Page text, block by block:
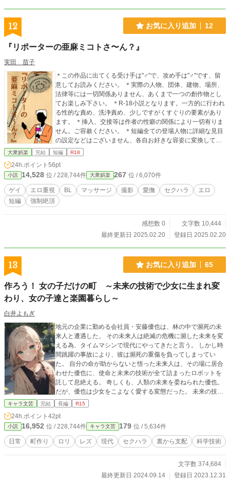
12 お気に入り追加 12
『リポーターの亜麻ミコトさ〜ん？』
実田 苗子
＊この作品に出てくる受け手は"♂"で、攻め手は"♂"です、留
意してお読みください。 ＊実際の人物、団体、建物、場所、
法律等には一切関係ありません、あくまで一つの創作物とし
てお楽しみ下さい。 ＊R-18小説となります。一方的に行われ
る性的な責め、洗浄責め、少しですがくすぐりの要素があり
ます。 ＊挿入、交接等は作者の性癖の関係により一切有りま
せん。ご容赦ください。 ＊短編全ての登場人物に詳細な見目
の設定などはございません、各自お好きな容姿に変換してお
楽しみ下さい。
大衆娯楽 完結 短編 R18
24h.ポイント 56pt
小説 14,528 位 / 228,744件 大衆娯楽 267 位 / 6,070件
ゲイ エロ重視 BL マッサージ 撮影 愛撫 セクハラ
エロ
短編
強制絶頂
感想数 0
文字数 10,444
最終更新日 2025.02.20
登録日 2025.02.20
13 お気に入り追加 65
作ろう！ 女の子だけの町 ～未来の技術で少女に生まれ変
わり、女の子達と楽園暮らし～
白井よもぎ
地元の企業に勤める会社員・安藤優也は、林の中で瀕死の未
来人と遭遇した。 その未来人は絶滅の危機に瀕した未来を変
える為、タイムマシンで現代にやってきたと言う。 しかし時
間跳躍の事故により、彼は瀕死の重傷を負ってしまってい
た。 自分の命が助からないと悟った未来人は、その場に居合
わせた優也に、使命と未来の技術が全て詰まったロボットを
託して息絶える。 奇しくも、人類の未来を委ねられた優也。
だが、優也は少女をこよなく愛する変態だった。 未来の技術
を手に入れた優也は、その技術を用いて自らを少女へと生ま
ら、女の子だけの楽園を作る。
キャラ文芸 完結 長編 R15
24h.ポイント 42pt
小説 16,952 位 / 228,744件 キャラ文芸 179 位 / 5,634件
日常 町作り ロリ レズ 現代 セクハラ 裏から支配 科学技術
文字数 374,684
最終更新日 2024.09.14
登録日 2023.12.31